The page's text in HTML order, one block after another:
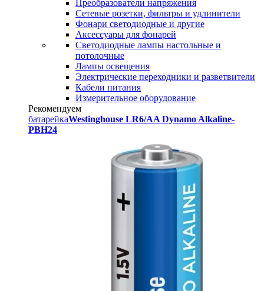
Преобразователи напряжения
Сетевые розетки, фильтры и удлинители
Фонари светодиодные и другие
Аксессуары для фонарей
Светодиодные лампы настольные и
потолочные
Лампы освещения
Электрические переходники и разветвители
Кабели питания
Измерительное оборудование
Рекомендуем
батарейкаWestinghouse LR6/AA Dynamo Alkaline-
PBH24